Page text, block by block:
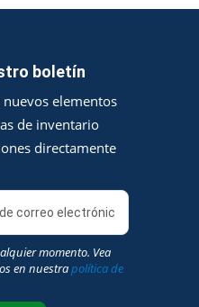
boletín
nuevos elementos
de inventario
directamente
momento. Vea
en nuestrapolítica de